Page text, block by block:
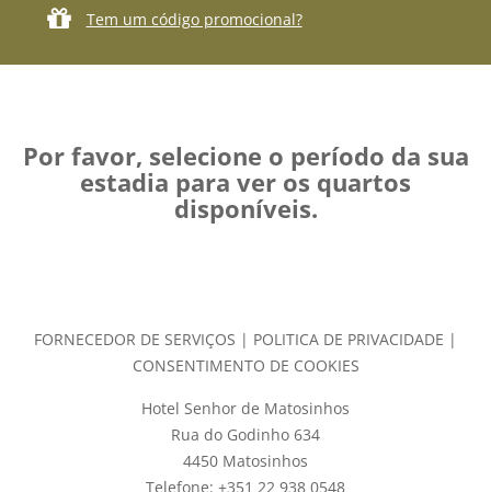
Tem um código promocional?
Por favor, selecione o período da sua
estadia para ver os quartos
disponíveis.
FORNECEDOR DE SERVIÇOS | POLITICA DE PRIVACIDADE |
CONSENTIMENTO DE COOKIES
Hotel Senhor de Matosinhos
Rua do Godinho 634
4450 Matosinhos
Telefone: +351 22 938 0548